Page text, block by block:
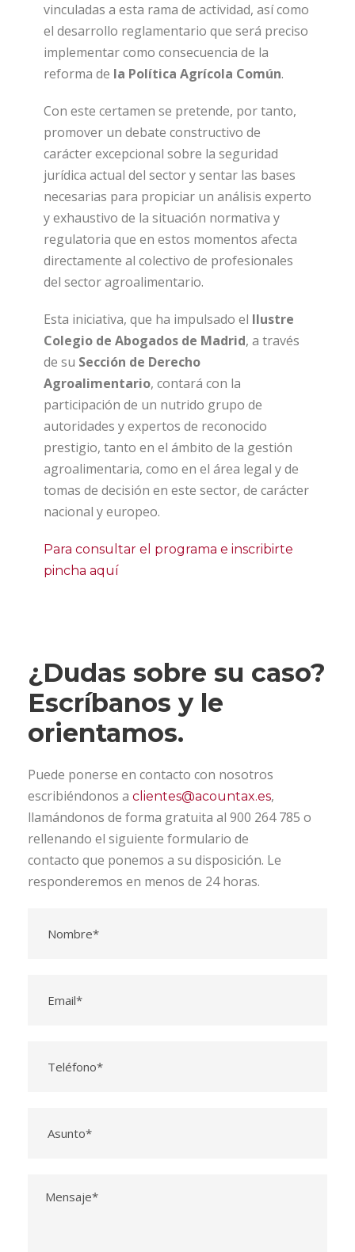
vinculadas a esta rama de actividad, así como
el desarrollo reglamentario que será preciso
implementar como consecuencia de la
reforma de la Política Agrícola Común.
Con este certamen se pretende, por tanto,
promover un debate constructivo de
carácter excepcional sobre la seguridad
jurídica actual del sector y sentar las bases
necesarias para propiciar un análisis experto
y exhaustivo de la situación normativa y
regulatoria que en estos momentos afecta
directamente al colectivo de profesionales
del sector agroalimentario.
Esta iniciativa, que ha impulsado el Ilustre
Colegio de Abogados de Madrid, a través
de su Sección de Derecho
Agroalimentario, contará con la
participación de un nutrido grupo de
autoridades y expertos de reconocido
prestigio, tanto en el ámbito de la gestión
agroalimentaria, como en el área legal y de
tomas de decisión en este sector, de carácter
nacional y europeo.
Para consultar el programa e inscribirte
pincha aquí
¿Dudas sobre su caso?
Escríbanos y le
orientamos.
Puede ponerse en contacto con nosotros
escribiéndonos a clientes@acountax.es,
llamándonos de forma gratuita al 900 264 785 o
rellenando el siguiente formulario de
contacto que ponemos a su disposición. Le
responderemos en menos de 24 horas.